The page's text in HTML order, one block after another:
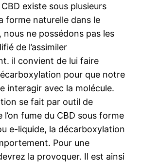
existe sous plusieurs
forme naturelle dans le
ne possédons pas les
de l’assimiler
il convient de lui faire
pour que notre
interagir avec la molécule.
se fait par outil de
l’on fume du CBD sous forme
e-liquide, la décarboxylation
Pour une
la provoquer. Il est ainsi